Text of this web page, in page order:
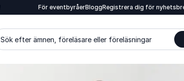
För eventbyråerBloggRegistrera dig för
Sök efter ämnen, föreläsare eller föreläsningar